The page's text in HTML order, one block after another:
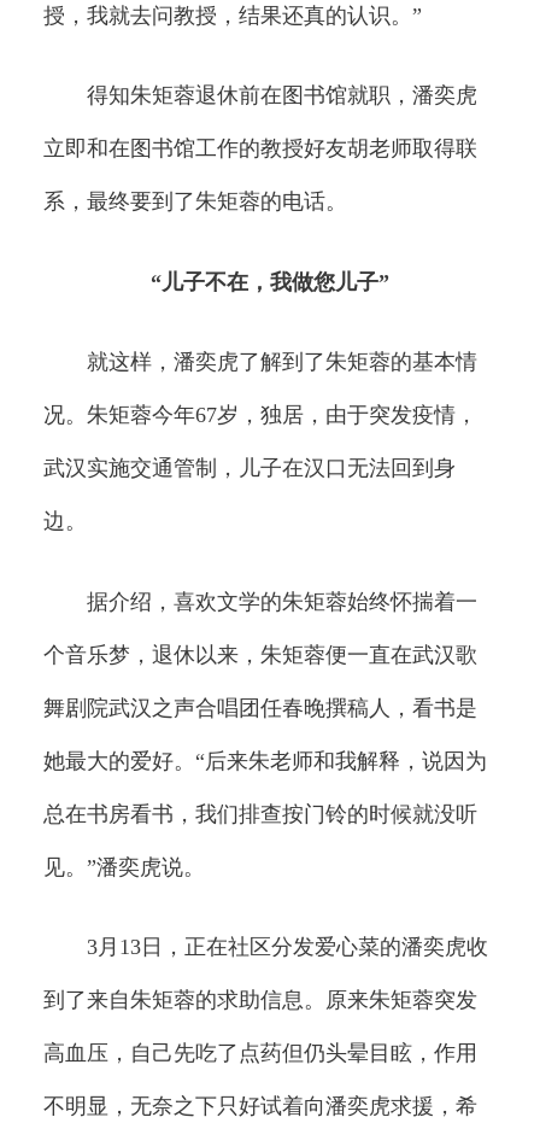
授，我就去问教授，结果还真的认识。”
得知朱矩蓉退休前在图书馆就职，潘奕虎
立即和在图书馆工作的教授好友胡老师取得联
系，最终要到了朱矩蓉的电话。
“儿子不在，我做您儿子”
就这样，潘奕虎了解到了朱矩蓉的基本情
况。朱矩蓉今年67岁，独居，由于突发疫情，
武汉实施交通管制，儿子在汉口无法回到身
边。
据介绍，喜欢文学的朱矩蓉始终怀揣着一
个音乐梦，退休以来，朱矩蓉便一直在武汉歌
舞剧院武汉之声合唱团任春晚撰稿人，看书是
她最大的爱好。“后来朱老师和我解释，说因为
总在书房看书，我们排查按门铃的时候就没听
见。”潘奕虎说。
3月13日，正在社区分发爱心菜的潘奕虎收
到了来自朱矩蓉的求助信息。原来朱矩蓉突发
高血压，自己先吃了点药但仍头晕目眩，作用
不明显，无奈之下只好试着向潘奕虎求援，希